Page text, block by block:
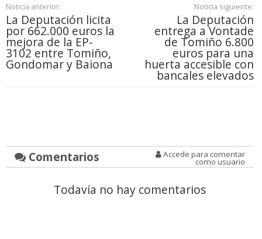
Noticia anterior:
La Deputación licita
por 662.000 euros la
mejora de la EP-
3102 entre Tomiño,
Gondomar y Baiona
Noticia siguiente:
La Deputación
entrega a Vontade
de Tomiño 6.800
euros para una
huerta accesible con
bancales elevados
Comentarios Accede para comentar
como usuario
Todavía no hay comentarios